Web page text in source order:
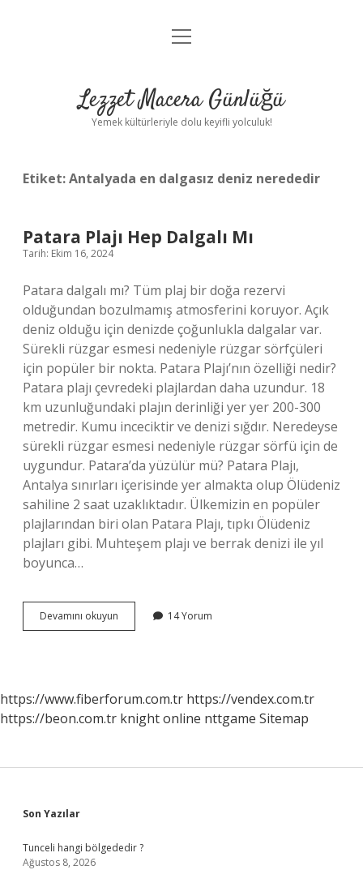
Anasayfa
Yasal Uyarı
menüyü
Lezzet Macera Günlüğü
Yemek kültürleriyle dolu keyifli yolculuk!
Etiket:Antalyada en dalgasız deniz nerededir
Patara Plajı Hep Dalgalı Mı
Tarih: Ekim 16, 2024
Patara dalgalı mı? Tüm plaj bir doğa rezervi
olduğundan bozulmamış atmosferini koruyor. Açık
deniz olduğu için denizde çoğunlukla dalgalar var.
Sürekli rüzgar esmesi nedeniyle rüzgar sörfçüleri
için popüler bir nokta. Patara Plajı’nın özelliği nedir?
Patara plajı çevredeki plajlardan daha uzundur. 18
km uzunluğundaki plajın derinliği yer yer 200-300
metredir. Kumu inceciktir ve denizi sığdır. Neredeyse
sürekli rüzgar esmesi nedeniyle rüzgar sörfü için de
uygundur. Patara’da yüzülür mü? Patara Plajı,
Antalya sınırları içerisinde yer almakta olup Ölüdeniz
sahiline 2 saat uzaklıktadır. Ülkemizin en popüler
plajlarından biri olan Patara Plajı, tıpkı Ölüdeniz
plajları gibi. Muhteşem plajı ve berrak denizi ile yıl
boyunca…
Devamını okuyun
Plajı
14 Yorum
https://www.fiberforum.com.tr https://vendex.com.tr
https://beon.com.tr knight online nttgame Sitemap
Sidebar
Son Yazılar
Tunceli hangi bölgededir ?
Ağustos 8, 2026